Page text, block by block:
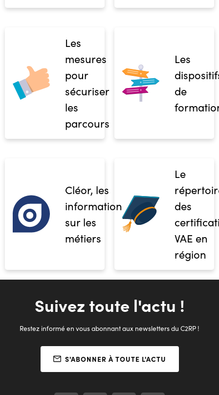
Les
mesures
pour
sécuriser
les
parcours
Les
de
Cléor, les
informations
sur les
métiers
Le
des
VAE en
région
Suivez toute l'actu !
Restez informé en vous abonnant aux newsletters du C2RP !
S'ABONNER À TOUTE L'ACTU